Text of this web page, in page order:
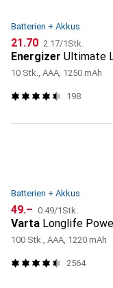
Batterien + Akkus
CHF
21.70 CHF
2.17/1Stk.
Energizer Ultimate
10 Stk., AAA, 1250 mAh
198
Batterien + Akkus
CHF
49.– CHF
0.49/1Stk.
Varta Longlife
100 Stk., AAA, 1220 mAh
2564